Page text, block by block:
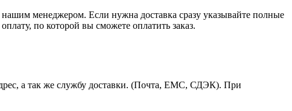
нашим менеджером. Если нужна доставка сразу указывайте полные
по которой вы сможете оплатить заказ.
а так же службу доставки. (Почта, ЕМС, СДЭК). При